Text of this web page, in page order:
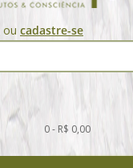
ou cadastre-se
0 - R$ 0,00